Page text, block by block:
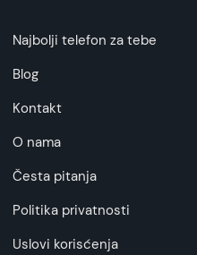
Najbolji telefon za tebe
Blog
Kontakt
O nama
Česta pitanja
Politika privatnosti
Uslovi korisćenja